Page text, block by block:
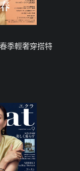
季輕奢穿搭特